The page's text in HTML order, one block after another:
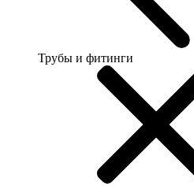
Трубы и фитинги